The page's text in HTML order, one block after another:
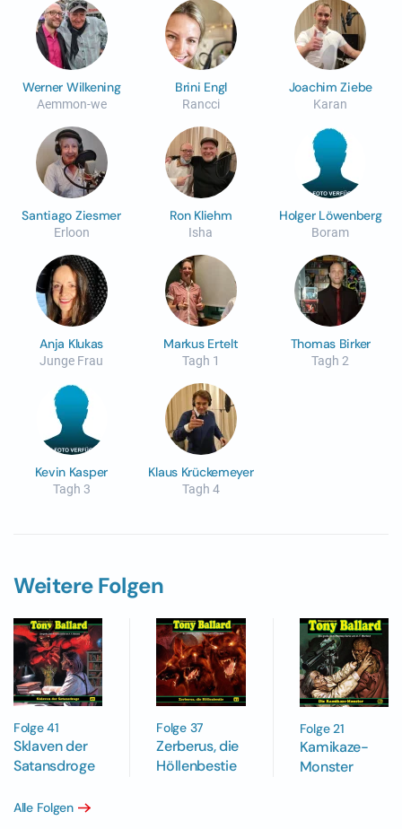
Werner Wilkening
Aemmon-we
Brini Engl
Rancci
Joachim Ziebe
Karan
Santiago Ziesmer
Erloon
Ron Kliehm
Isha
Holger Löwenberg
Boram
Anja Klukas
Junge Frau
Markus Ertelt
Tagh 1
Thomas Birker
Tagh 2
Kevin Kasper
Tagh 3
Klaus Krückemeyer
Tagh 4
Weitere Folgen
Folge 41
Sklaven der
Satansdroge
Folge 37
Zerberus, die
Höllenbestie
Folge 21
Kamikaze-
Monster
Alle Folgen